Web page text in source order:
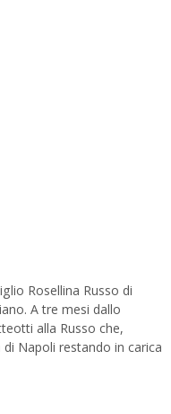
Rosellina Russo di
A tre mesi dallo
alla Russo che,
Napoli restando in carica